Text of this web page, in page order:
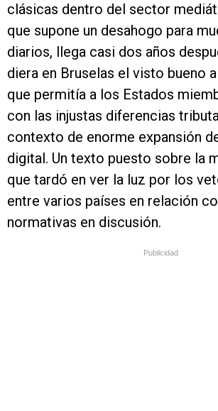
clásicas dentro del sector
que supone un desahogo para
diarios, llega casi dos años
diera en Bruselas el visto bueno
que permitía a los Estados
con las injustas diferencias
contexto de enorme expansión
digital. Un texto puesto sobre la
que tardó en ver la luz por los
entre varios países en relación
normativas en discusión.
Publicidad